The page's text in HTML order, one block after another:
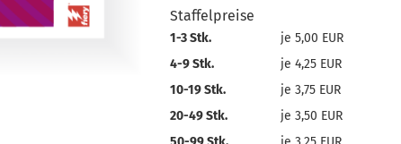
Staffelpreise
1-3 Stk.
je 5,00 EUR
4-9 Stk.
je 4,25 EUR
10-19 Stk.
je 3,75 EUR
20-49 Stk.
je 3,50 EUR